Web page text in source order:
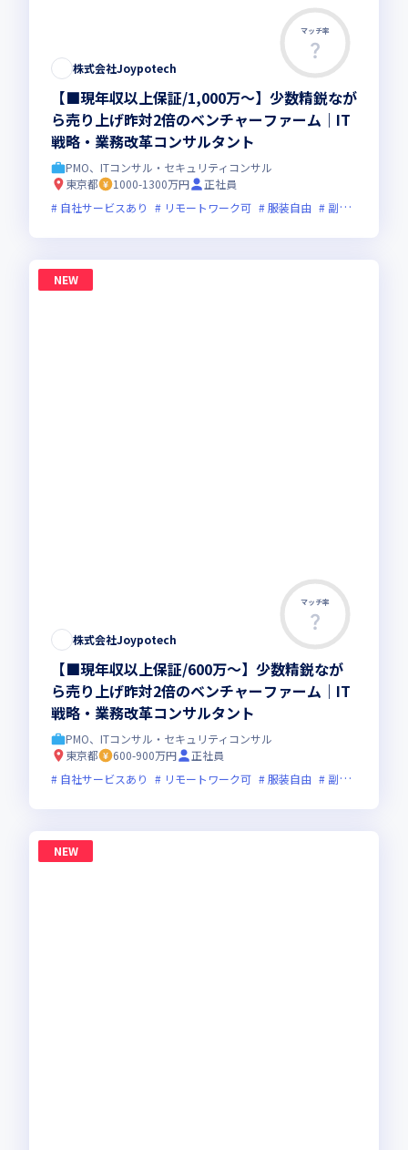
マッチ率
株式会社Joypotech
【■現年収以上保証/1,000万～】少数精鋭なが
ら売り上げ昨対2倍のベンチャーファーム｜IT
戦略・業務改革コンサルタント
PMO、ITコンサル・セキュリティコンサル
東京都
1000-1300万円
正社員
自社サービスあり
リモートワーク可 服装自由 副業可
NEW
マッチ率
株式会社Joypotech
【■現年収以上保証/600万～】少数精鋭なが
ら売り上げ昨対2倍のベンチャーファーム｜IT
戦略・業務改革コンサルタント
PMO、ITコンサル・セキュリティコンサル
東京都
600-900万円
正社員
自社サービスあり
リモートワーク可 服装自由 副業可
NEW